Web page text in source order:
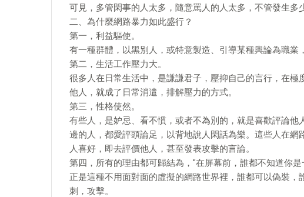
可見，多管閑事的人太多，隨意罵人的人太多，不管發生多
二、為什麼網路暴力如此盛行？
第一，利益驅使。
有一種群體，以黑別人，或特意製造、引導某種輿論為職業
第二，生活工作壓力大。
很多人在日常生活中，是謙謙君子，壓抑自己的言行，在
他人，就成了日常消遣，排解壓力的方式。
第三，性格使然。
有些人，是妒忌、看不慣，或者不為別的，就是喜歡評論
邊的人，都愛評頭論足，以背地說人閑話為樂。這些人在
人喜好，即去評價他人，甚至發表攻擊的言論。
第四，所有的理由都可歸結為，"在屏幕前，誰都不知道你是
正是這種不用面對面的虛擬的網路世界裡，誰都可以偽裝
刺，攻擊。